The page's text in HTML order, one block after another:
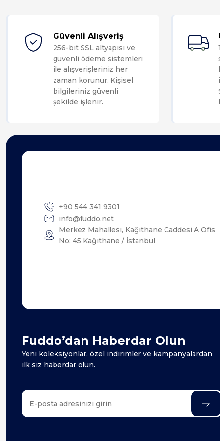
Güvenli Alışveriş
256-bit SSL altyapısı ve
güvenli ödeme sistemleri
ile alışverişleriniz her
zaman korunur. Kişisel
bilgileriniz güvenli
şekilde işlenir.
+90 544 341 9301
info@fuddo.net
Merkez Mahallesi, Kağıthane Caddesi A Ofis
No: 45 Kağıthane / İstanbul
Fuddo’dan Haberdar Olun
Yeni koleksiyonlar, özel indirimler ve kampanyalardan
ilk siz haberdar olun.